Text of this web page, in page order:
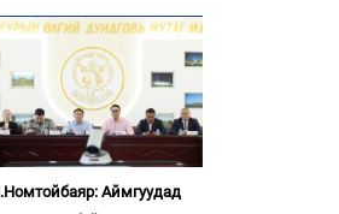
Аймгуудад